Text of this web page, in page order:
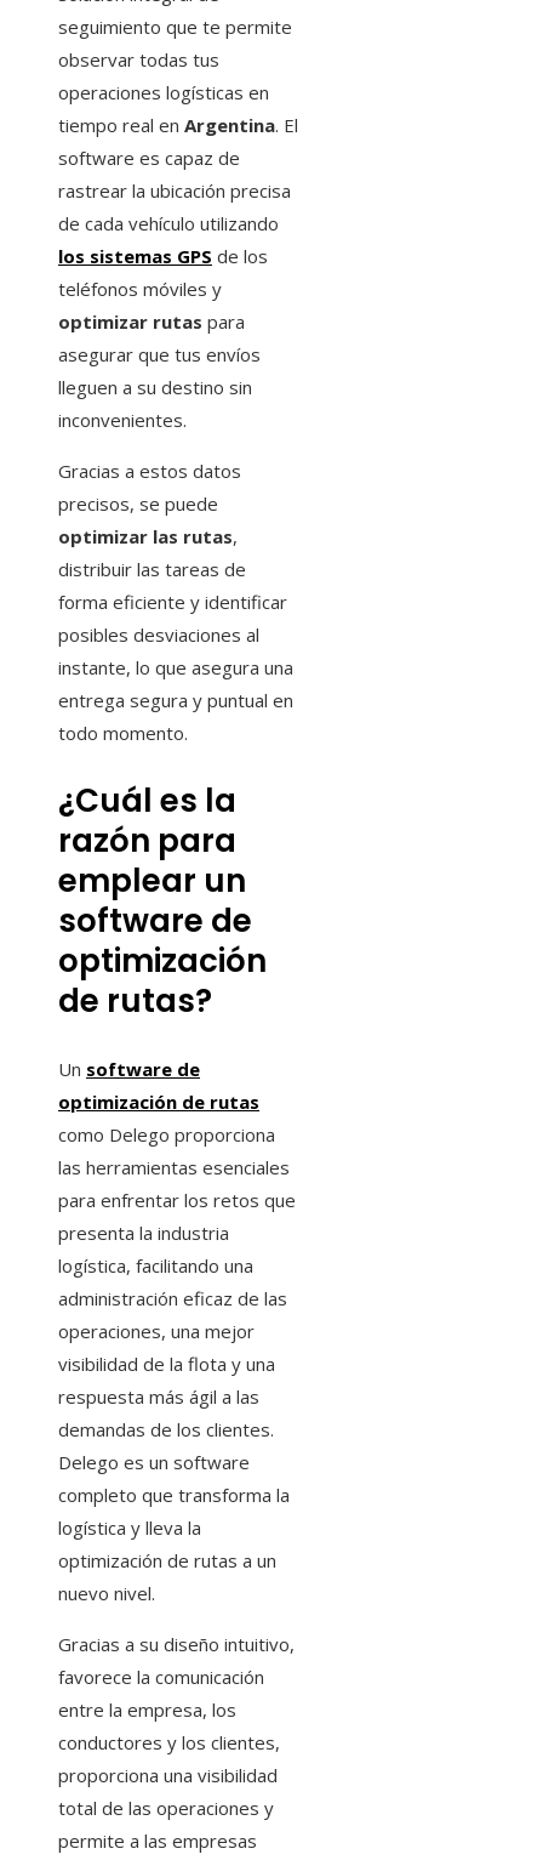
seguimiento que te permite
observar todas tus
operaciones logísticas en
tiempo real en Argentina. El
software es capaz de
rastrear la ubicación precisa
de cada vehículo utilizando
los sistemas GPS de los
teléfonos móviles y
optimizar rutas para
asegurar que tus envíos
lleguen a su destino sin
inconvenientes.
Gracias a estos datos
precisos, se puede
optimizar las rutas,
distribuir las tareas de
forma eficiente y identificar
posibles desviaciones al
instante, lo que asegura una
entrega segura y puntual en
todo momento.
¿Cuál es la
razón para
emplear un
software de
optimización
de rutas?
Un software de
optimización de rutas
como Delego proporciona
las herramientas esenciales
para enfrentar los retos que
presenta la industria
logística, facilitando una
administración eficaz de las
operaciones, una mejor
visibilidad de la flota y una
respuesta más ágil a las
demandas de los clientes.
Delego es un software
completo que transforma la
logística y lleva la
optimización de rutas a un
nuevo nivel.
Gracias a su diseño intuitivo,
favorece la comunicación
entre la empresa, los
conductores y los clientes,
proporciona una visibilidad
total de las operaciones y
permite a las empresas